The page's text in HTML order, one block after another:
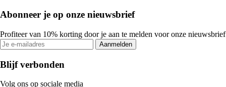
Abonneer je op onze nieuwsbrief
Profiteer van 10% korting door je aan te melden voor onze nieuwsbrief
Aanmelden
Blijf verbonden
Volg ons op sociale media